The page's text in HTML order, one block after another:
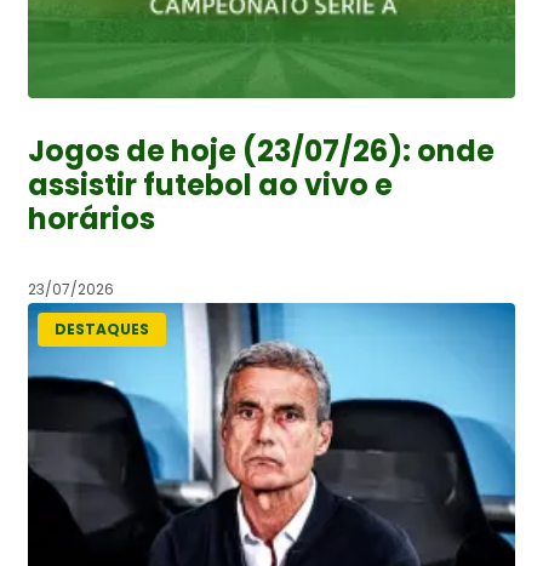
Jogos de hoje (23/07/26): onde
assistir futebol ao vivo e
horários
23/07/2026
DESTAQUES